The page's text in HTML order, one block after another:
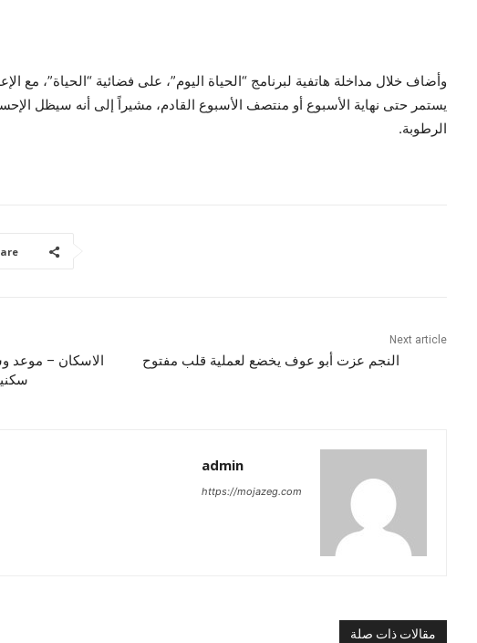
وأضاف خلال مداخلة هاتفية لبرنامج “الحياة اليوم”، على فضائية “الحياة”، مع
يستمر حتى نهاية الأسبوع أو منتصف الأسبوع القادم، مشيراً إلى أنه سيظل
الرطوبة.
Next article
النجم عزت أبو عوف يخضع لعملية قلب مفتوح
admin
https://mojazeg.com
مقالات ذات صلة